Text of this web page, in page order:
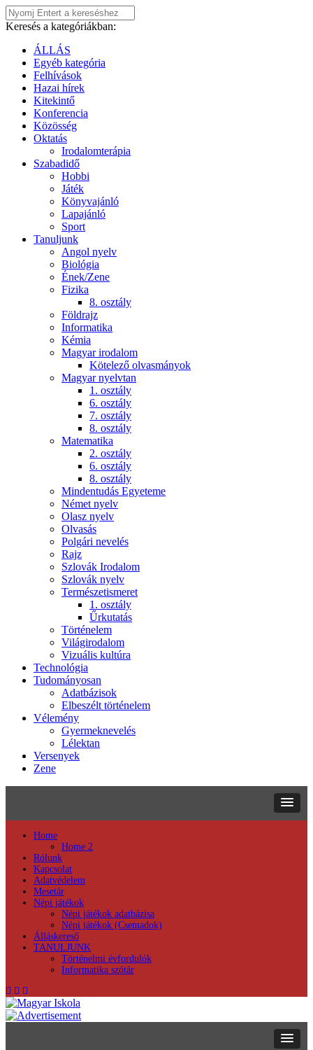
Keresés a kategóriákban:
ÁLLÁS
Egyéb kategória
Felhívások
Hazai hírek
Kitekintő
Konferencia
Közösség
Oktatás
Irodalomterápia
Szabadidő
Hobbi
Játék
Könyvajánló
Lapajánló
Sport
Tanuljunk
Angol nyelv
Biológia
Ének/Zene
Fizika
8. osztály
Földrajz
Informatika
Kémia
Magyar irodalom
Kötelező olvasmányok
Magyar nyelvtan
1. osztály
6. osztály
7. osztály
8. osztály
Matematika
2. osztály
6. osztály
8. osztály
Mindentudás Egyeteme
Német nyelv
Olasz nyelv
Olvasás
Polgári nevelés
Rajz
Szlovák Irodalom
Szlovák nyelv
Természetismeret
1. osztály
Űrkutatás
Történelem
Világirodalom
Vizuális kultúra
Technológia
Tudományosan
Adatbázisok
Elbeszélt történelem
Vélemény
Gyermeknevelés
Lélektan
Versenyek
Zene
Home
Home 2
Rólunk
Kapcsolat
Adatvédelem
Mesetár
Népi játékok
Népi játékok adatbázisa
Népi játékok (Csemadok)
Álláskereső
TANULJUNK
Történelmi évfordulók
Informatika szótár